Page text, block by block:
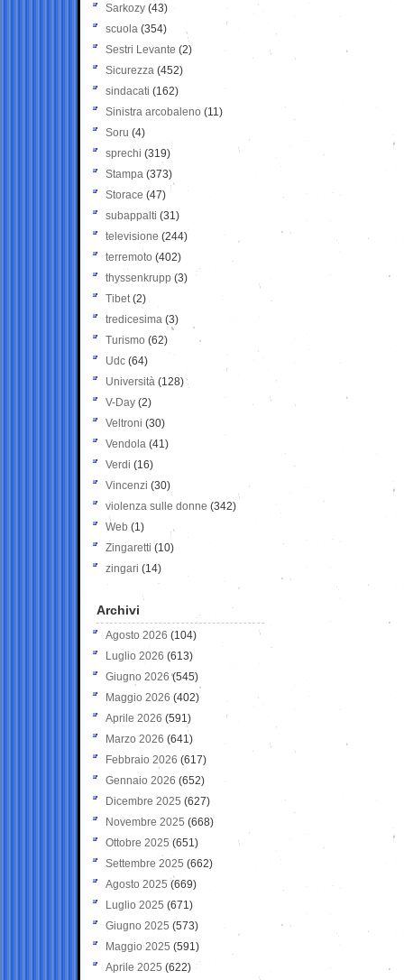
Sarkozy (43)
scuola (354)
Sestri Levante (2)
Sicurezza (452)
sindacati (162)
Sinistra arcobaleno (11)
Soru (4)
sprechi (319)
Stampa (373)
Storace (47)
subappalti (31)
televisione(244)
terremoto (402)
thyssenkrupp (3)
Tibet(2)
tredicesima (3)
Turismo (62)
Udc (64)
Università (128)
V-Day (2)
Veltroni (30)
Vendola (41)
Verdi (16)
Vincenzi (30)
violenza sulle donne (342)
Web (1)
Zingaretti (10)
zingari (14)
Archivi
Agosto 2026 (104)
Luglio 2026 (613)
Giugno 2026 (545)
Maggio 2026 (402)
Aprile 2026 (591)
Marzo 2026 (641)
Febbraio 2026 (617)
Gennaio 2026 (652)
Dicembre 2025 (627)
Novembre 2025 (668)
Ottobre 2025 (651)
Settembre 2025 (662)
Agosto 2025 (669)
Luglio 2025 (671)
Giugno 2025 (573)
Maggio 2025 (591)
Aprile 2025 (622)